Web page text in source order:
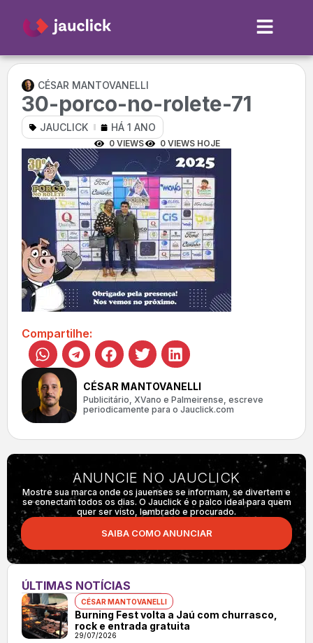
CÉSAR MANTOVANELLI
30-porco-no-rolete-71
JAUCLICK HÁ 1 ANO
0 VIEWS 0 VIEWS HOJE
Compartilhe:
CÉSAR MANTOVANELLI
Publicitário, XVano e Palmeirense, escreve
periodicamente para o Jauclick.com
ANUNCIE NO JAUCLICK
Mostre sua marca onde os jauenses se informam, se divertem e
se conectam todos os dias. O Jauclick é o palco ideal para quem
quer ser visto, lembrado e procurado.
SAIBA COMO ANUNCIAR
ÚLTIMAS NOTÍCIAS
CÉSAR MANTOVANELLI
Burning Fest volta a Jaú com churrasco,
rock e entrada gratuita
29/07/2026